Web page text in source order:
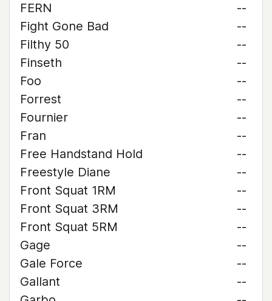
FERN
--
Fight Gone Bad
--
Filthy 50
--
Finseth
--
Foo
--
Forrest
--
Fournier
--
Fran
--
Free Handstand Hold
--
Freestyle Diane
--
Front Squat 1RM
--
Front Squat 3RM
--
Front Squat 5RM
--
Gage
--
Gale Force
--
Gallant
--